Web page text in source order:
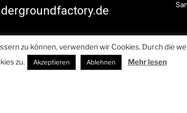
zu können, verwenden wir Cookies. Durch die
zu.
Akzeptieren Ablehnen Mehr lesen